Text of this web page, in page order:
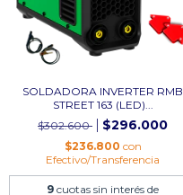
SOLDADORA INVERTER RMB
STREET 163 (LED)...
$302.600
$296.000
$236.800 con
Efectivo/Transferencia
9 cuotas sin interés de